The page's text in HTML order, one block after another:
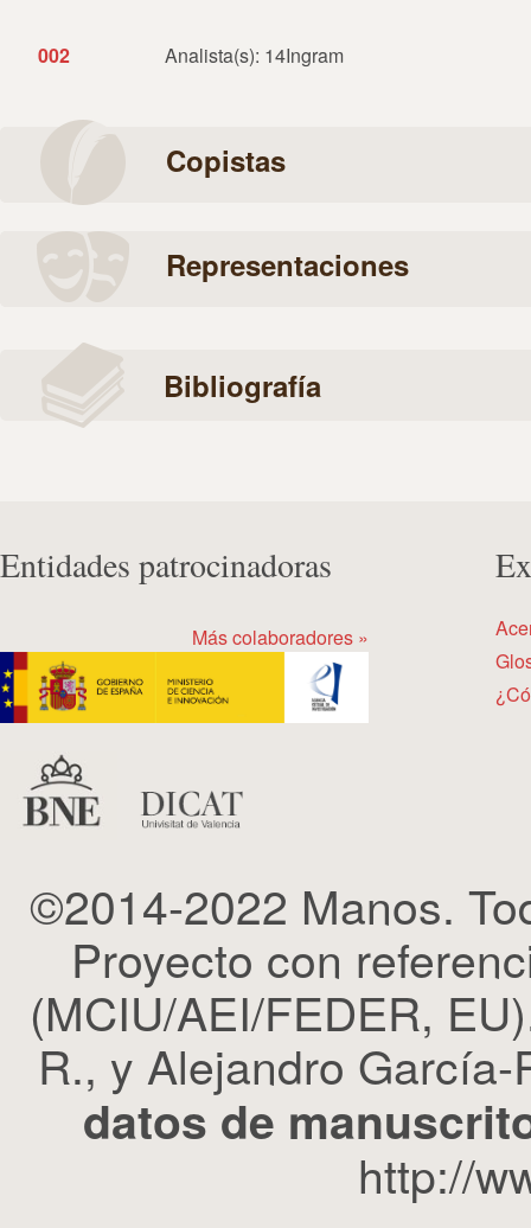
002 Analista(s): 14Ingram
Copistas
Representaciones
Bibliografía
Entidades patrocinadoras
Más colaboradores »
©2014-2022 Manos.
Proyecto con
(MCIU/AEI/FEDER,
R., y Alejandro
datos de
http://